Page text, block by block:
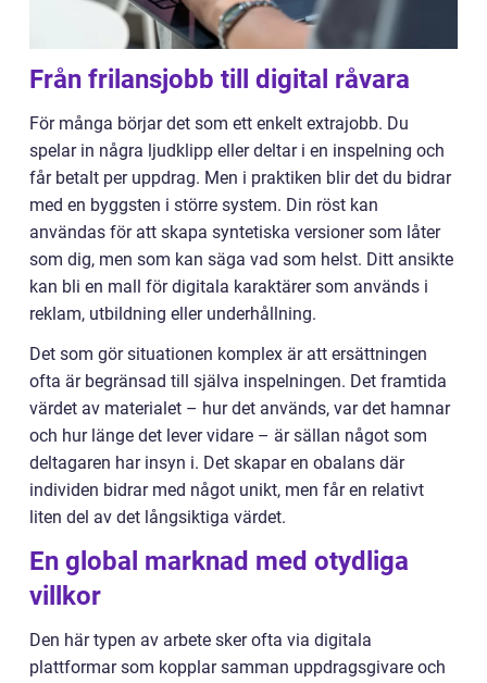
Från frilansjobb till digital råvara
För många börjar det som ett enkelt extrajobb. Du
spelar in några ljudklipp eller deltar i en inspelning och
får betalt per uppdrag. Men i praktiken blir det du bidrar
med en byggsten i större system. Din röst kan
användas för att skapa syntetiska versioner som låter
som dig, men som kan säga vad som helst. Ditt ansikte
kan bli en mall för digitala karaktärer som används i
reklam, utbildning eller underhållning.
Det som gör situationen komplex är att ersättningen
ofta är begränsad till själva inspelningen. Det framtida
värdet av materialet – hur det används, var det hamnar
och hur länge det lever vidare – är sällan något som
deltagaren har insyn i. Det skapar en obalans där
individen bidrar med något unikt, men får en relativt
liten del av det långsiktiga värdet.
En global marknad med otydliga
villkor
Den här typen av arbete sker ofta via digitala
plattformar som kopplar samman uppdragsgivare och